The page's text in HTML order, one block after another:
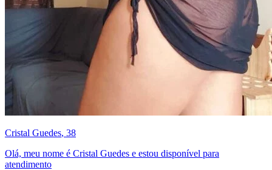
Cristal Guedes, 38
Olá, meu nome é Cristal Guedes e estou disponível para
atendimento